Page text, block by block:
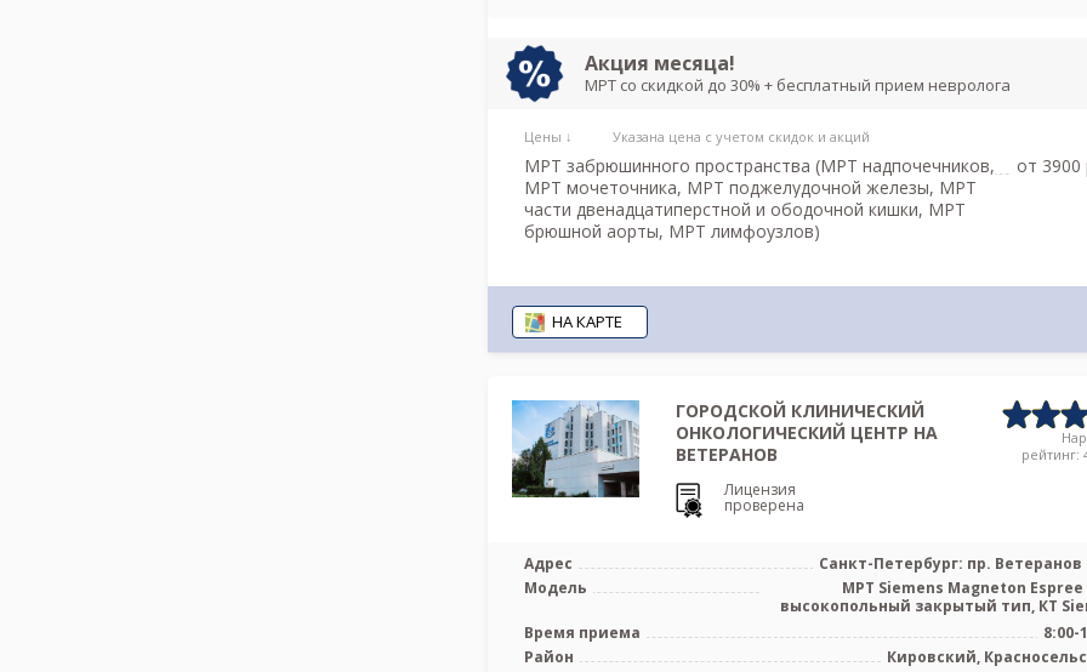
Акция месяца!
МРТ со скидкой до 30% + бесплатный прием невролога
Цены ↓ Указана цена с учетом скидок и акций
МРТ забрюшинного пространства (МРТ надпочечников,
МРТ мочеточника, МРТ поджелудочной железы, МРТ
части двенадцатиперстной и ободочной кишки, МРТ
брюшной аорты, МРТ лимфоузлов)
от 3900
НА КАРТЕ
ГОРОДСКОЙ КЛИНИЧЕСКИЙ
ОНКОЛОГИЧЕСКИЙ ЦЕНТР НА
ВЕТЕРАНОВ
Лицензия
проверена
рейтинг:
Адрес
Санкт-Петербург: пр. Ветеранов
Модель
МРТ Siemens Magneton Espree
высокопольный закрытый тип, КТ
Время приема
8:00-
Район
Кировский,